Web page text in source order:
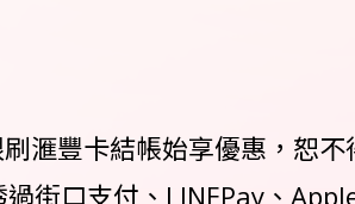
滙豐卡結帳始享優惠，恕
街口支付、LINEPay、